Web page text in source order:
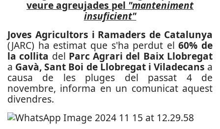
veure agreujades pel "manteniment
insuficient"
Joves Agricultors i Ramaders de Catalunya
(JARC) ha estimat que s'ha perdut el60% de
la collita del Parc Agrari del Baix Llobregat
a Gavà, Sant Boi de Llobregat i Viladecans a
causa de les pluges del passat 4 de
novembre, informa en un comunicat aquest
divendres.